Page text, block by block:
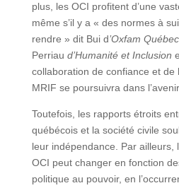
plus, les OCI profitent d’une
même s’il y a « des normes à
rendre » dit Bui d’Oxfam Québec
Perriau d’Humanité et Inclusion
collaboration de confiance et de
MRIF se poursuivra dans
Toutefois, les rapports étroits
québécois et la société civile
leur indépendance. Par ailleurs,
OCI peut changer en fonction
politique au pouvoir, en